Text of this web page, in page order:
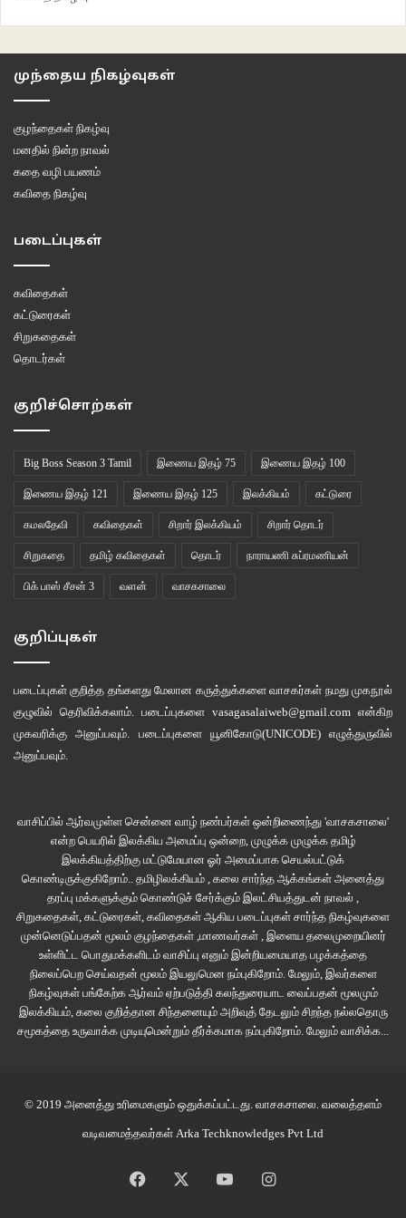
நந்தாகுமாரன் கவிதைகள் வாசகசாலை
முந்தைய நிகழ்வுகள்
குழந்தைகள் நிகழ்வு
மனதில் நின்ற நாவல்
கதை வழி பயணம்
கவிதை நிகழ்வு
படைப்புகள்
கவிதைகள்
கட்டுரைகள்
சிறுகதைகள்
தொடர்கள்
குறிச்சொற்கள்
Big Boss Season 3 Tamil இணைய இதழ் 75 இணைய இதழ் 100
இணைய இதழ் 121 இணைய இதழ் 125 இலக்கியம் கட்டுரை
கமலதேவி கவிதைகள் சிறார் இலக்கியம் சிறார் தொடர்
சிறுகதை தமிழ் கவிதைகள் தொடர் நாராயணி சுப்ரமணியன்
பிக் பாஸ் சீசன் 3 வளன் வாசகசாலை
குறிப்புகள்
படைப்புகள் குறித்த தங்களது மேலான கருத்துக்களை வாசகர்கள் நமது முகநூல்
குழுவில் தெரிவிக்கலாம். படைப்புகளை vasagasalaiweb@gmail.com என்கிற
முகவரிக்கு அனுப்பவும். படைப்புகளை யூனிகோடு(UNICODE)எழுத்துருவில்
அனுப்பவும்.
வாசிப்பில் ஆர்வமுள்ள சென்னை வாழ் நண்பர்கள் ஒன்றிணைந்து 'வாசகசாலை'
என்ற பெயரில் இலக்கிய அமைப்பு ஒன்றை, முழுக்க முழுக்க தமிழ்
இலக்கியத்திற்கு மட்டுமேயான ஓர் அமைப்பாக செயல்பட்டுக்
கொண்டிருக்குகிறோம்.. தமிழிலக்கியம் , கலை சார்ந்த ஆக்கங்கள் அனைத்து
தரப்பு மக்களுக்கும் கொண்டுச் சேர்க்கும் இலட்சியத்துடன் நாவல் ,
சிறுகதைகள், கட்டுரைகள், கவிதைகள் ஆகிய படைப்புகள் சார்ந்த நிகழ்வுகளை
முன்னெடுப்பதன் மூலம் குழந்தைகள் ,மாணவர்கள் , இளைய தலைமுறையினர்
உள்ளிட்ட பொதுமக்களிடம் வாசிப்பு எனும் இன்றியமையாத பழக்கத்தை
நிலைப்பெற செய்வதன் மூலம் இயலுமென நம்புகிறோம். மேலும், இவர்களை
நிகழ்வுகள் பங்கேற்க ஆர்வம் ஏற்படுத்தி கலந்துரையாட வைப்பதன் மூலமும்
இலக்கியம், கலை குறித்தான சிந்தனையும் அறிவுத் தேடலும் சிறந்த நல்லதொரு
சமூகத்தை உருவாக்க முடியுமென்றும் தீர்க்கமாக நம்புகிறோம். மேலும் வாசிக்க...
© 2019 அனைத்து உரிமைகளும் ஒதுக்கப்பட்டது. வாசகசாலை . வலைத்தளம்
வடிவமைத்தவர்கள் Arka Techknowledges Pvt Ltd
Facebook YouTubeInstagram